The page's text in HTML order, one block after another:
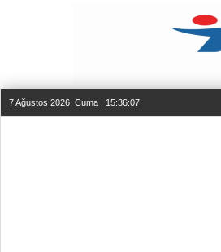
7 Ağustos 2026, Cuma | 15:36:07